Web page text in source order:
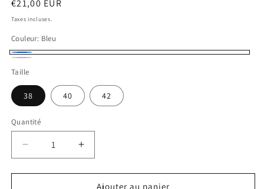
Prix
habituel
€21,00 EUR
Taxes incluses.
Couleur: Bleu
Bleu
Taille
38 40 42
Quantité
Réduire
la
quantité
Augmenter
la
quantité
Ajouter au panier